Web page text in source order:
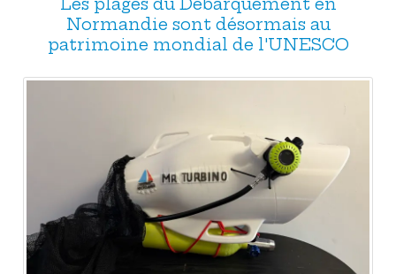
Normandie sont désormais au
patrimoine mondial de l'UNESCO